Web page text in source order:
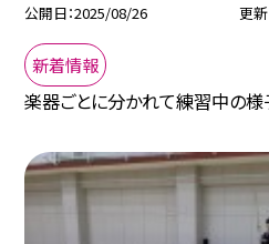
公開日 2025/08/26 更
新着情報
楽器ごとに分かれて練習中の様